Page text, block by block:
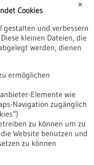
von
Die Studie
aggressiver
Zugleich zeigen die
zugelassene
Metastasen-
marker-fuer-
besonders-
Erkennung -
✕
Cookies
gestalten und verbessern
kleinen Dateien, die
werden, dienen
ermöglichen
Elemente wie
Navigation zugänglich
zu können um zu
Website benutzen und
zu können